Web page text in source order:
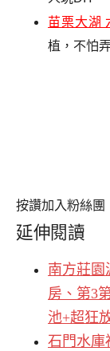
苗栗大湖
植，不怕
按讚加入粉絲團
延伸閱讀
南方莊園
房、第3
池+超狂
石門水庫